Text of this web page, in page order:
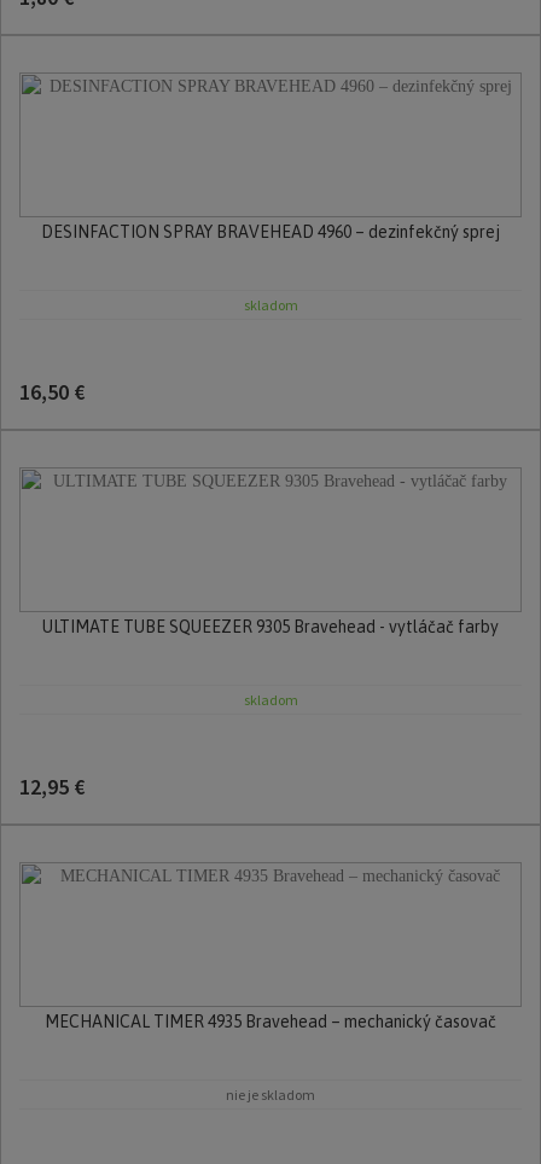
DESINFACTION SPRAY BRAVEHEAD 4960 – dezinfekčný sprej
skladom
16,50 €
ULTIMATE TUBE SQUEEZER 9305 Bravehead - vytláčač farby
skladom
12,95 €
MECHANICAL TIMER 4935 Bravehead – mechanický časovač
nie je skladom